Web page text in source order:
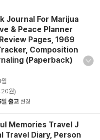
Journal For Marijua
& Peace Planner
Pages, 1969
Composition
(Paperback)
원)
출고 변경
Memories Travel J
Travel Diary, Person